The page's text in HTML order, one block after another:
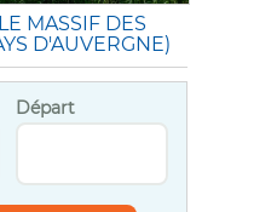
MASSIF DES
D'AUVERGNE)
Départ